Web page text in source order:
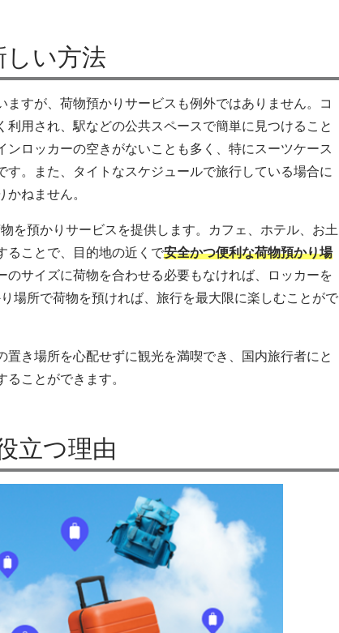
しい方法
すが、荷物預かりサービスも例外ではありません。コ
用され、駅などの公共スペースで簡単に見つけること
ロッカーの空きがないことも多く、特にスーツケース
。また、タイトなスケジュールで旅行している場合に
ねません。
を預かりサービスを提供します。カフェ、ホテル、お土
ることで、目的地の近くで安全かつ便利な荷物預かり場
のサイズに荷物を合わせる必要もなければ、ロッカーを
場所で荷物を預ければ、旅行を最大限に楽しむことがで
き場所を心配せずに観光を満喫でき、国内旅行者にと
ことができます。
立つ理由